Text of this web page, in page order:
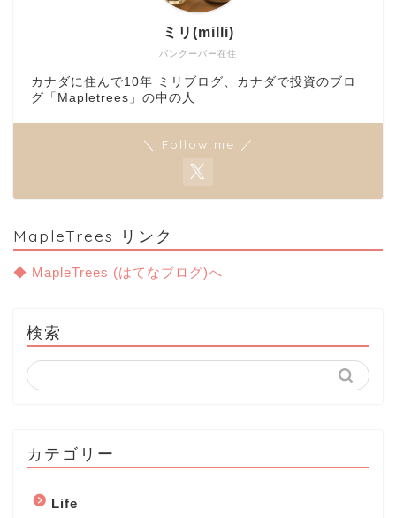
バンクーバー在住
ミリ(milli)
カナダに住んで10年 ミリブログ、カナダで投資のブロ
グ「Mapletrees」の中の人
＼ Follow me ／
MapleTrees リンク
◆ MapleTrees (はてなブログ)へ
検索
カテゴリー
Life